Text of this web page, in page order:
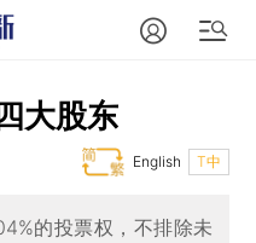
大股东
T中
English
的投票权，不排除未